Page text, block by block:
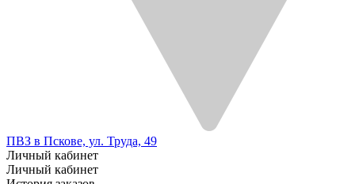
ПВЗ в Пскове, ул. Труда, 49
Личный кабинет
Личный кабинет